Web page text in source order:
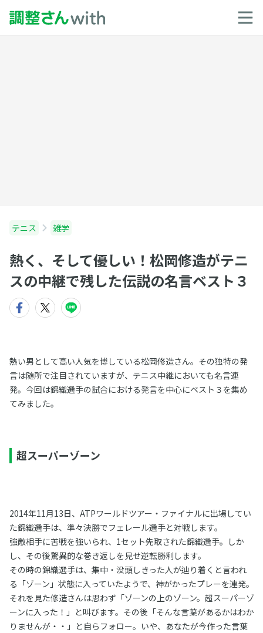
テニス 雑学
熱く、そして優しい！松岡修造がテニ
スの中継で残した伝説の名言ベスト３
熱い男として高い人気を博している松岡修造さん。その独特の発
言は随所で注目されていますが、テニス中継においても名言連
発。今回は錦織選手の試合における発言を中心にベスト３を集め
てみました。
超スーパーゾーン
2014年11月13日、ATPワールドツアー・ファイナルに出場してい
た錦織選手は、準々決勝でフェレール選手と対戦します。
強敵相手に苦戦を強いられ、1セット先取された錦織選手。しか
し、その後驚異的な巻き返しを見せ逆転勝利します。
その時の錦織選手は、集中・没頭しきった人が辿り着くと言われ
る「ゾーン」状態に入っていたようで、神がかったプレーを連発。
それを見た修造さんは思わず「ゾーンの上のゾーン。超スーパーゾ
ーンに入った！」と叫びます。その後「そんな言葉があるかはわか
りませんが・・」と自らフォロー。いや、あなたが今作った言葉